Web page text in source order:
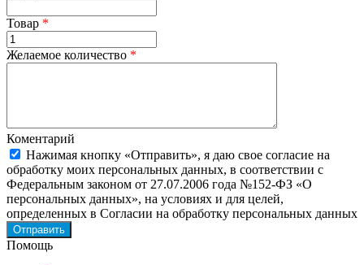
Товар *
Желаемое количество *
Коментарий
Нажимая кнопку «Отправить», я даю свое согласие на
обработку моих персональных данных, в соответствии с
Федеральным законом от 27.07.2006 года №152-ФЗ «О
персональных данных», на условиях и для целей,
определенных в Согласии на обработку персональных данных
Помощь